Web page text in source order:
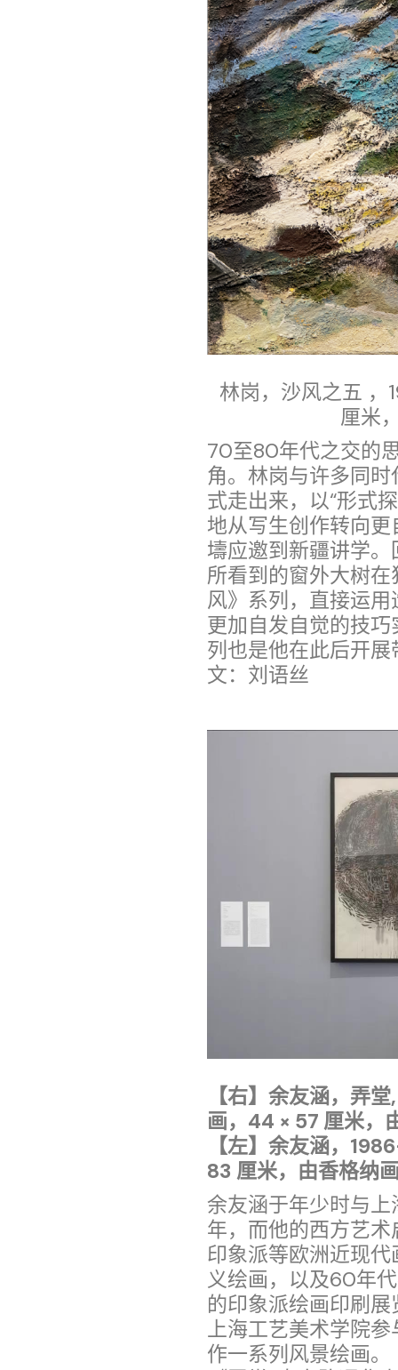
林岗，沙风之五 ，
厘米
70至80年代之交的
角。林岗与许多同
式走出来，以“形式
地从写生创作转向
壔应邀到新疆讲学
所看到的窗外大树
风》系列，直接运
更加自发自觉的技
列也是他在此后开
文：刘语丝
【右】余友涵，弄
画，44 × 57 厘米，
【左】余友涵，
83 厘米，由香格纳
余友涵于年少时与
年，而他的西方艺
印象派等欧洲近现
义绘画，以及60年
的印象派绘画印刷
上海工艺美术学院
作一系列风景绘画。